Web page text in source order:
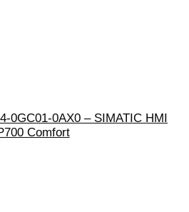
0GC01-0AX0 – SIMATIC HMI
Comfort